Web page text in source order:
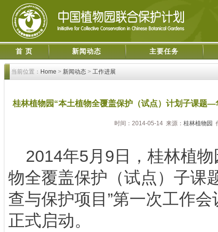
首 页 新闻动态 主要任务
当前位置： Home > 新闻动态 > 工作进展
桂林植物园“本土植物全覆盖保护（试点）计划子课题
时间：2014-05-14 来源： 桂林植物园
2014年5月9日，桂林植物
物全覆盖保护（试点）子课
查与保护项目”第一次工作
正式启动。